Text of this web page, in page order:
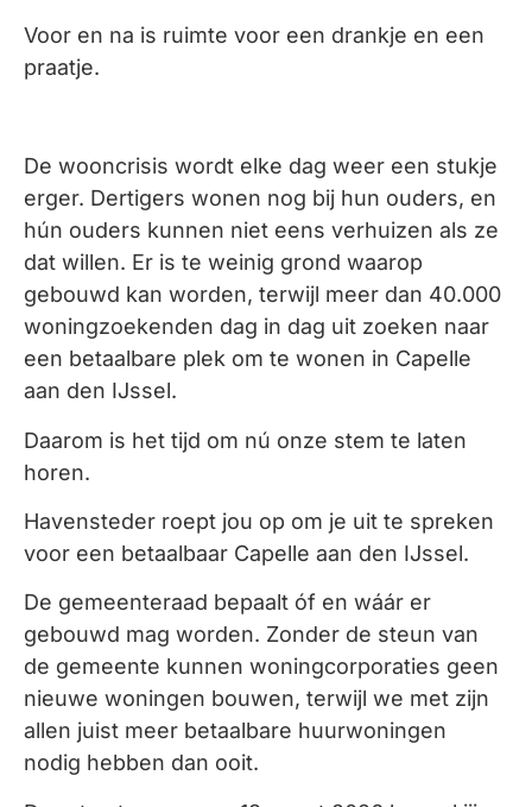
Voor en na is ruimte voor een drankje en een
praatje.
De wooncrisis wordt elke dag weer een stukje
erger. Dertigers wonen nog bij hun ouders, en
hún ouders kunnen niet eens verhuizen als ze
dat willen. Er is te weinig grond waarop
gebouwd kan worden, terwijl meer dan 40.000
woningzoekenden dag in dag uit zoeken naar
een betaalbare plek om te wonen in Capelle
aan den IJssel.
Daarom is het tijd om nú onze stem te laten
horen.
Havensteder roept jou op om je uit te spreken
voor een betaalbaar Capelle aan den IJssel.
De gemeenteraad bepaalt óf en wáár er
gebouwd mag worden. Zonder de steun van
de gemeente kunnen woningcorporaties geen
nieuwe woningen bouwen, terwijl we met zijn
allen juist meer betaalbare huurwoningen
nodig hebben dan ooit.